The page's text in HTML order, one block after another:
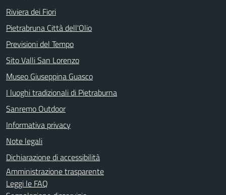
Riviera dei Fiori
Pietrabruna Città dell'Olio
Previsioni del Tempo
Sito Valli San Lorenzo
Museo Giuseppina Guasco
I luoghi tradizionali di Pietraburna
Sanremo Outdoor
Informativa privacy
Note legali
Dichiarazione di accessibilità
Amministrazione trasparente
Leggi le FAQ